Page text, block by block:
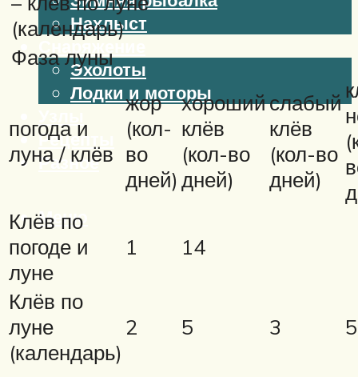
Нахлыст
Снаряжение
Эхолоты
Лодки и моторы
Рецепты
Разное
Меню
(календарь)
Фаза луны
погода и
луна / клёв
жор
(кол-
во
дней)
хороший
клёв
(кол-во
дней)
слабый
клёв
(кол-во
дней)
Клёв по
погоде и
луне
1 14
Клёв по
луне
(календарь)
2 5 3 5